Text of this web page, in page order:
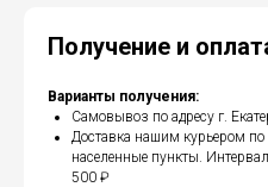
Получение и
Варианты получения:
Самовывоз по адресу г.
Доставка нашим курьером
населенные пункты.
500 ₽